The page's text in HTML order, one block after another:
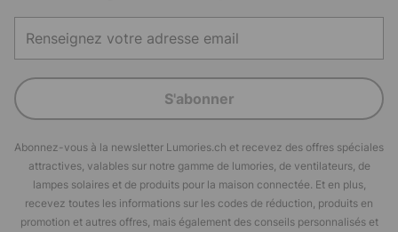
S'abonner
Abonnez-vous à la newsletter Lumories.ch et recevez des offres spéciales
attractives, valables sur notre gamme de lumories, de ventilateurs, de
lampes solaires et de produits pour la maison connectée. Et en plus,
recevez toutes les informations sur les codes de réduction, produits en
promotion et autres offres, mais également des conseils personnalisés et